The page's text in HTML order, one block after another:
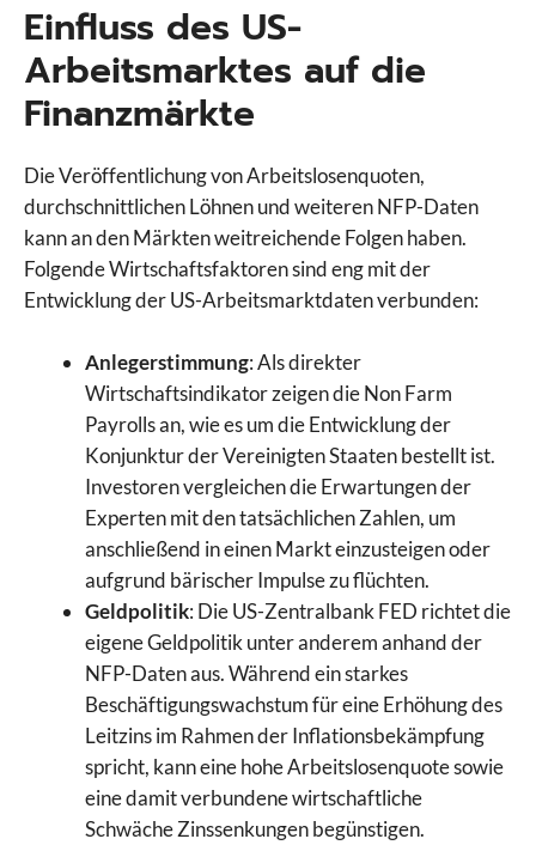
Einfluss des US-
Arbeitsmarktes auf die
Finanzmärkte
Die Veröffentlichung von Arbeitslosenquoten,
durchschnittlichen Löhnen und weiteren NFP-Daten
kann an den Märkten weitreichende Folgen haben.
Folgende Wirtschaftsfaktoren sind eng mit der
Entwicklung der US-Arbeitsmarktdaten verbunden:
Anlegerstimmung: Als direkter
Wirtschaftsindikator zeigen die Non Farm
Payrolls an, wie es um die Entwicklung der
Konjunktur der Vereinigten Staaten bestellt ist.
Investoren vergleichen die Erwartungen der
Experten mit den tatsächlichen Zahlen, um
anschließend in einen Markt einzusteigen oder
aufgrund bärischer Impulse zu flüchten.
Geldpolitik: Die US-Zentralbank FED richtet die
eigene Geldpolitik unter anderem anhand der
NFP-Daten aus. Während ein starkes
Beschäftigungswachstum für eine Erhöhung des
Leitzins im Rahmen der Inflationsbekämpfung
spricht, kann eine hohe Arbeitslosenquote sowie
eine damit verbundene wirtschaftliche
Schwäche Zinssenkungen begünstigen.